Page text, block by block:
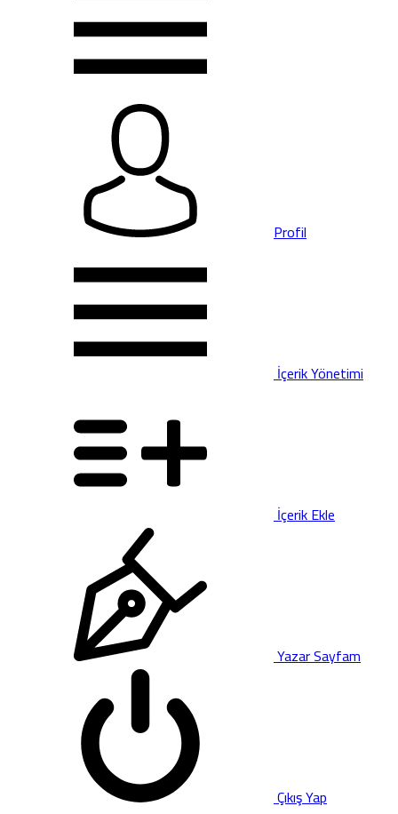
Profil
İçerik Yönetimi
İçerik Ekle
Yazar Sayfam
Çıkış Yap